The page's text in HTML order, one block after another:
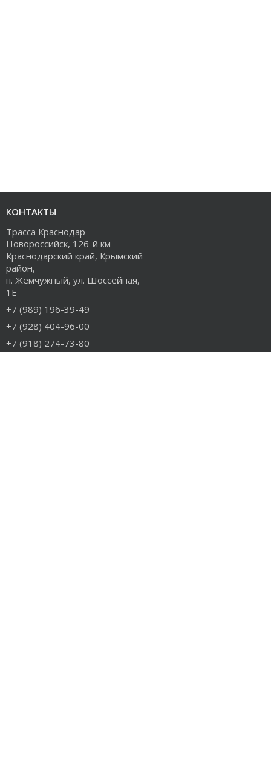
КОНТАКТЫ
Трасса Краснодар -
Новороссийск, 126-й км
Краснодарский край, Крымский
район,
п. Жемчужный, ул. Шоссейная,
1Е
+7 (989) 196-39-49
+7 (928) 404-96-00
+7 (918) 274-73-80